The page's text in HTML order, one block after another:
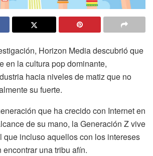
Horizon Media descubrió que
en la cultura pop dominante,
hacia niveles de matiz que no
su fuerte.
que ha crecido con Internet en
de su mano, la Generación Z vive
que incluso aquellos con los intereses
una tribu afín.